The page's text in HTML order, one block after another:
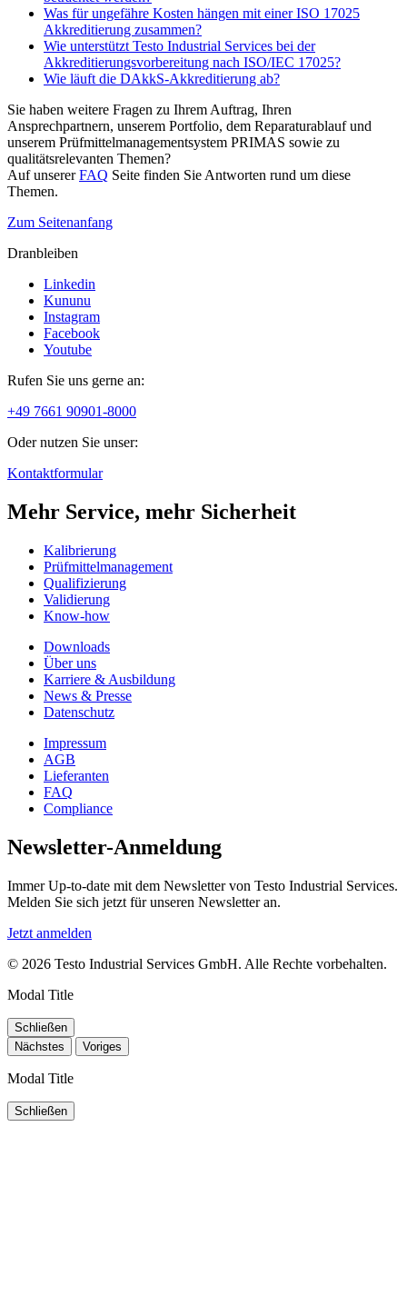
Was für ungefähre Kosten hängen mit einer ISO 17025
Akkreditierung zusammen?
Wie unterstützt Testo Industrial Services bei der
Akkreditierungsvorbereitung nach ISO/IEC 17025?
Wie läuft die DAkkS-Akkreditierung ab?
Sie haben weitere Fragen zu Ihrem Auftrag, Ihren
Ansprechpartnern, unserem Portfolio, dem Reparaturablauf und
unserem Prüfmittelmanagementsystem PRIMAS sowie zu
qualitätsrelevanten Themen?
Auf unsererFAQ Seite finden Sie Antworten rund um diese
Themen.
Zum Seitenanfang
Dranbleiben
Linkedin
Kununu
Instagram
Facebook
Youtube
Rufen Sie uns gerne an:
+49 7661 90901-8000
Oder nutzen Sie unser:
Kontaktformular
Mehr Service, mehr Sicherheit
Kalibrierung
Prüfmittelmanagement
Qualifizierung
Validierung
Know-how
Downloads
Über uns
Karriere & Ausbildung
News & Presse
Datenschutz
Impressum
AGB
Lieferanten
FAQ
Compliance
Newsletter-Anmeldung
Immer Up-to-date mit dem Newsletter von Testo Industrial Services.
Melden Sie sich jetzt für unseren Newsletter an.
Jetzt anmelden
© 2026 Testo Industrial Services GmbH. Alle Rechte vorbehalten.
Modal Title
Schließen
Nächstes
Voriges
Modal Title
Schließen